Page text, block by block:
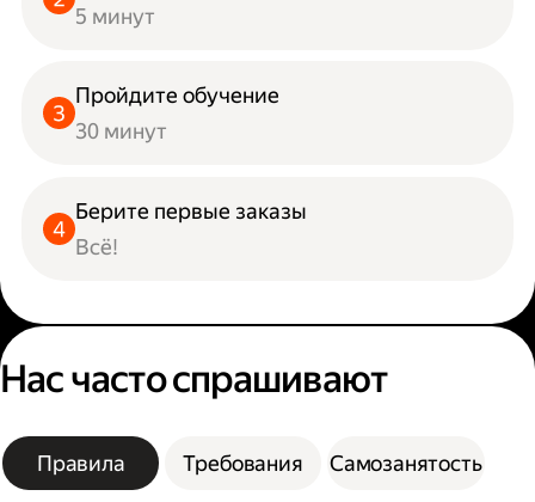
5 минут
Пройдите обучение
30 минут
Берите первые заказы
Всё!
Нас часто спрашивают
Правила Требования Самозанятость